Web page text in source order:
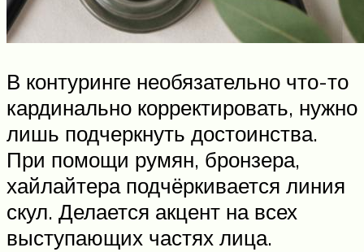
В контуринге необязательно что-то
кардинально корректировать, нужно
лишь подчеркнуть достоинства.
При помощи румян, бронзера,
хайлайтера подчёркивается линия
скул. Делается акцент на всех
выступающих частях лица.